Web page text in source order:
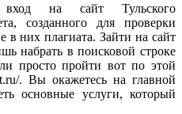
на сайт Тульского
созданного для проверки
в них плагиата. Зайти на сайт
набрать в поисковой строке
просто пройти вот по этой
. Вы окажетесь на главной
основные услуги, который